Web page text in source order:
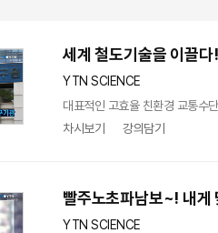
세계 철도기술을 이끌
YTN SCIENCE
대표적인 고효율 친환경 교통수
차시보기
강의담기
빨주노초파남보~! 내게
YTN SCIENCE